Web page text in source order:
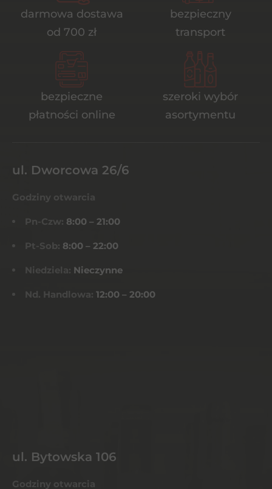
darmowa dostawa
od 700 zł
bezpieczny
transport
bezpieczne
płatności online
szeroki wybór
asortymentu
ul. Dworcowa 26/6
Godziny otwarcia
Pn-Czw: 8:00 – 21:00
Pt-Sob: 8:00 – 22:00
Niedziela: Nieczynne
Nd. Handlowa: 12:00 – 20:00
ul. Bytowska 106
Godziny otwarcia